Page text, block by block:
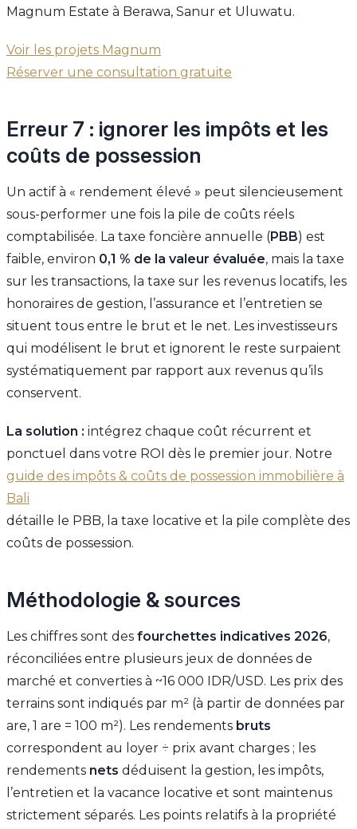
Magnum Estate à Berawa, Sanur et Uluwatu.
Voir les projets Magnum
Réserver une consultation gratuite
Erreur 7 : ignorer les impôts et les
coûts de possession
Un actif à « rendement élevé » peut silencieusement
sous-performer une fois la pile de coûts réels
comptabilisée. La taxe foncière annuelle (PBB) est
faible, environ 0,1 % de la valeur évaluée, mais la taxe
sur les transactions, la taxe sur les revenus locatifs, les
honoraires de gestion, l’assurance et l’entretien se
situent tous entre le brut et le net. Les investisseurs
qui modélisent le brut et ignorent le reste surpaient
systématiquement par rapport aux revenus qu’ils
conservent.
La solution : intégrez chaque coût récurrent et
ponctuel dans votre ROI dès le premier jour. Notre
guide des impôts & coûts de possession immobilière à
Bali
détaille le PBB, la taxe locative et la pile complète des
coûts de possession.
Méthodologie & sources
Les chiffres sont des fourchettes indicatives 2026,
réconciliées entre plusieurs jeux de données de
marché et converties à ~16 000 IDR/USD. Les prix des
terrains sont indiqués par m² (à partir de données par
are, 1 are = 100 m²). Les rendements bruts
correspondent au loyer ÷ prix avant charges ; les
rendements nets déduisent la gestion, les impôts,
l’entretien et la vacance locative et sont maintenus
strictement séparés. Les points relatifs à la propriété